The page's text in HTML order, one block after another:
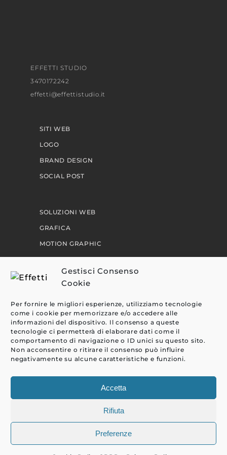
Gestisci Consenso
Cookie
Per fornire le migliori esperienze, utilizziamo tecnologie
come i cookie per memorizzare e/o accedere alle
informazioni del dispositivo. Il consenso a queste
tecnologie ci permetterà di elaborare dati come il
comportamento di navigazione o ID unici su questo sito.
Non acconsentire o ritirare il consenso può influire
negativamente su alcune caratteristiche e funzioni.
Accetta
Rifiuta
Preferenze
EFFETTI STUDIO
3470172242
effetti@effettistudio.it
SITI WEB
LOGO
BRAND DESIGN
SOCIAL POST
SOLUZIONI WEB
GRAFICA
MOTION GRAPHIC
PERCORSI
CLIENTI
BLOG
CONTATTI
© Copyright 2000 - 2026 EFFETTI | P.IVA 09804680016 |
PRIVACY|COOKIE POLICY|CREDITS